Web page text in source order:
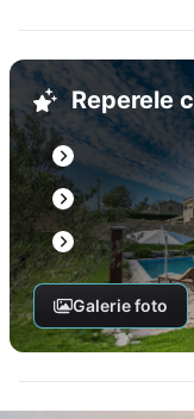
Reperele
Galerie foto